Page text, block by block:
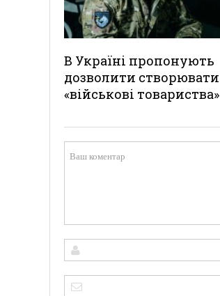
В Україні пропонують
дозволити створювати
«військові товариства»